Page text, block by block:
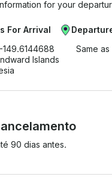
for your
For Arrival
Islands
Same
90 dias antes.